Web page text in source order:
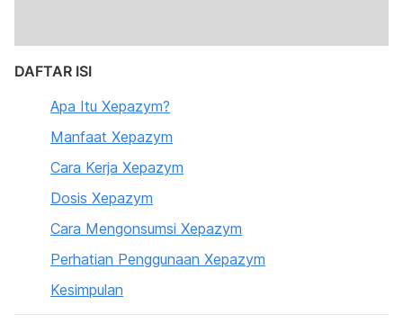
DAFTAR ISI
Apa Itu Xepazym?
Manfaat Xepazym
Cara Kerja Xepazym
Dosis Xepazym
Cara Mengonsumsi Xepazym
Perhatian Penggunaan Xepazym
Kesimpulan